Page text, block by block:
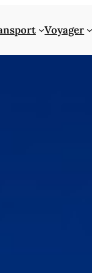
Voyager